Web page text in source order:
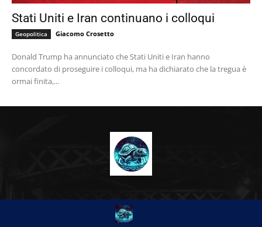
Stati Uniti e Iran continuano i colloqui
Geopolitica Giacomo Crosetto
Donald Trump ha annunciato che Stati Uniti e Iran hanno
concordato di proseguire i colloqui, ma ha dichiarato che la tregua è
ormai finita,...
CHI SIAMO